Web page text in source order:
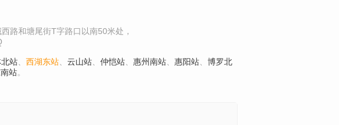
路和塘尾街T字路口以南50米处，
站 西湖东站 云山站 仲恺站 惠州南站 惠阳站
博罗北
站。